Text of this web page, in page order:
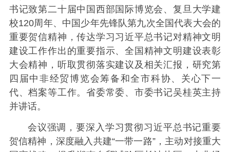
书记致第二十届中国西部国际博览会、复旦大学建
校120周年、中国少年先锋队第九次全国代表大会的
重要贺信精神，传达学习习近平总书记对精神文明
建设工作作出的重要指示、全国精神文明建设表彰
大会精神，听取贯彻落实建议及相关汇报，研究第
四届中非经贸博览会筹备和全市科协、关心下一
代、档案等工作。省委常委、市委书记吴桂英主持
并讲话。
会议强调，要深入学习贯彻习近平总书记重要
贺信精神，深度融入共建“一带一路”，主动对接重大